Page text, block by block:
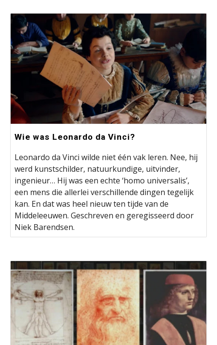
Wie was Leonardo da Vinci?
Leonardo da Vinci wilde niet één vak leren. Nee, hij
werd kunstschilder, natuurkundige, uitvinder,
ingenieur… Hij was een echte ‘homo universalis’,
een mens die allerlei verschillende dingen tegelijk
kan. En dat was heel nieuw ten tijde van de
Middeleeuwen. Geschreven en geregisseerd door
Niek Barendsen.